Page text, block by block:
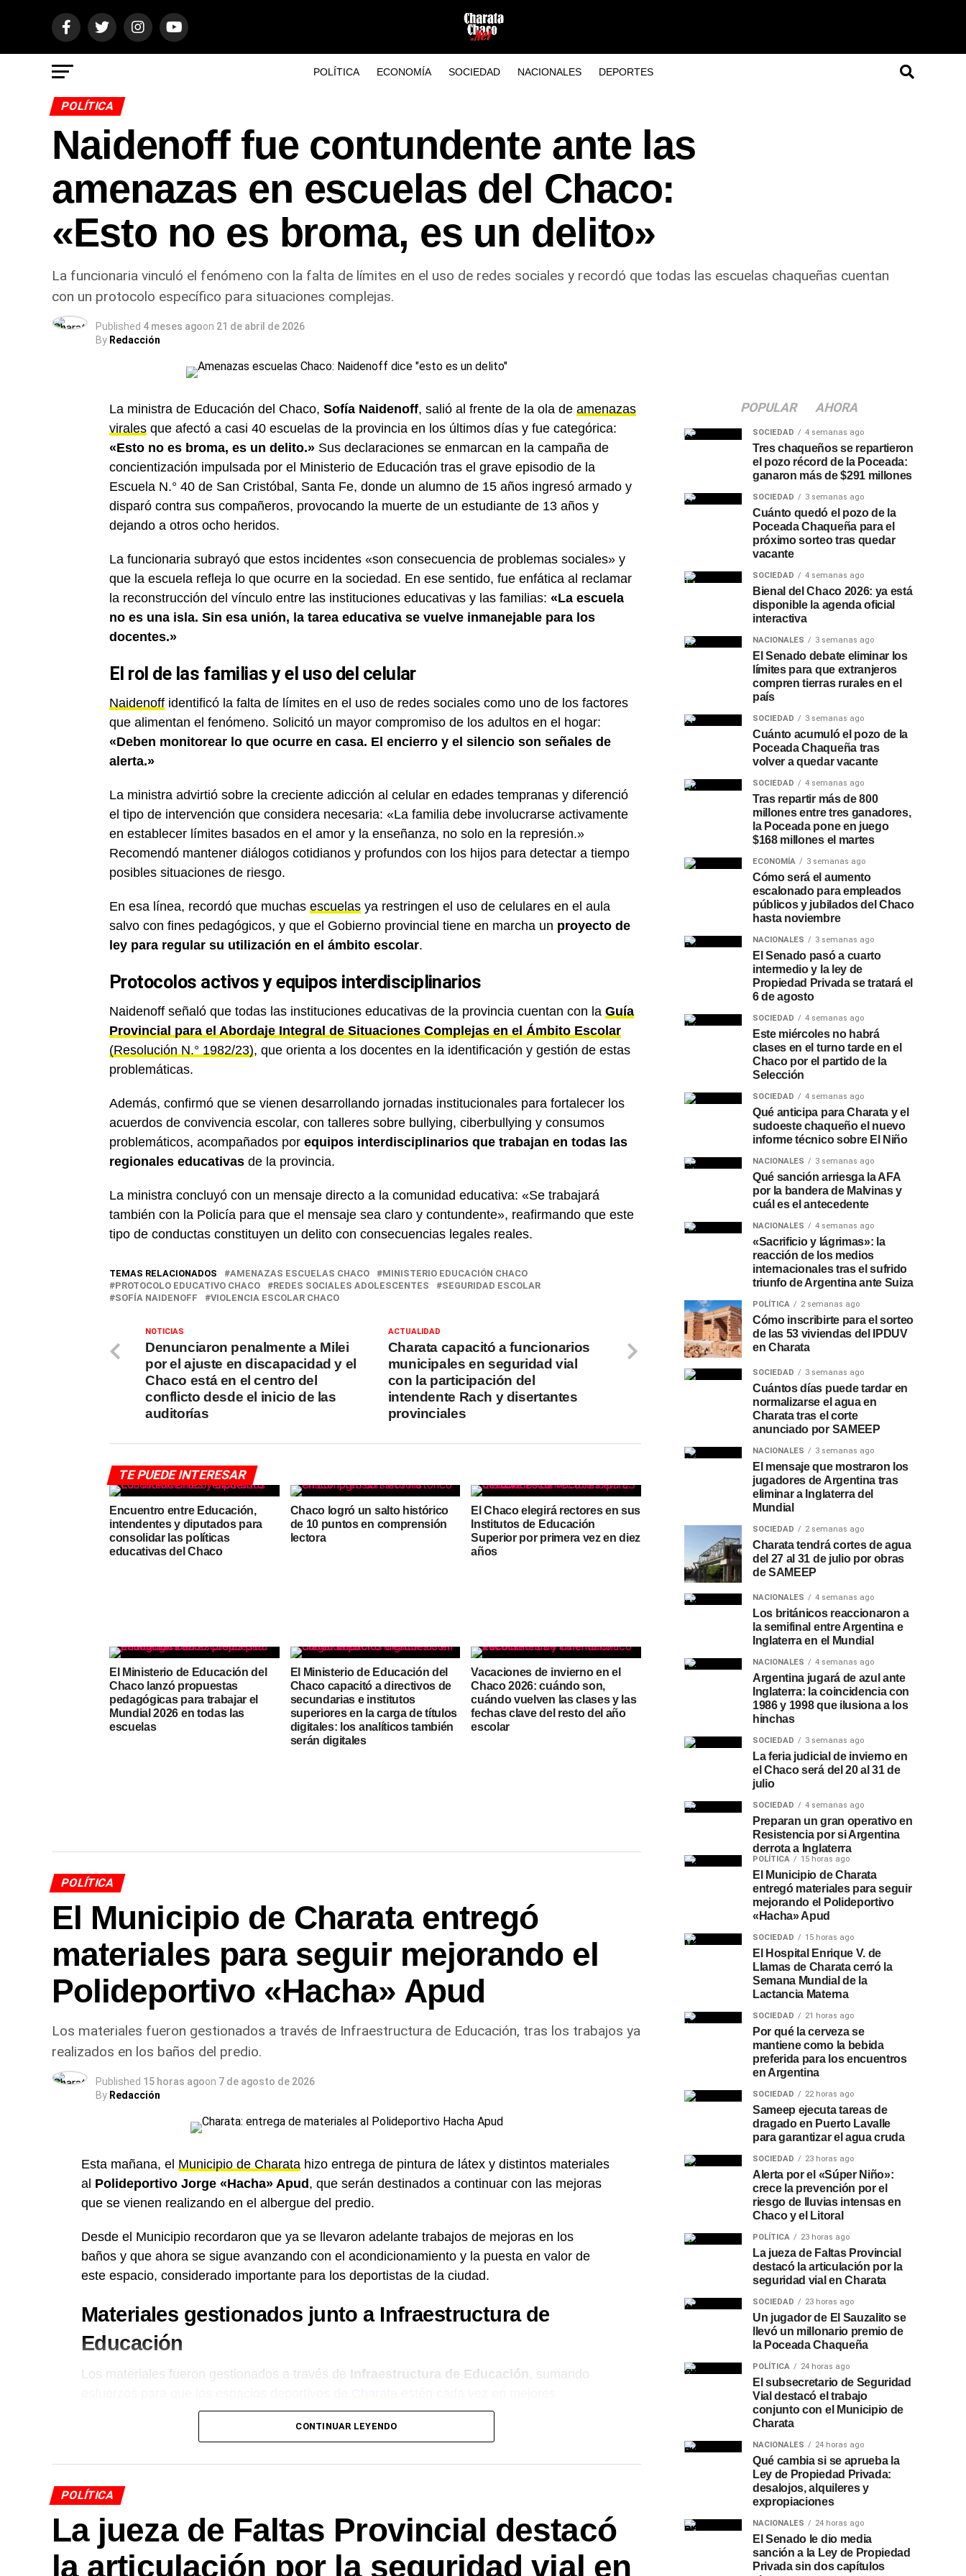
POLÍTICA ECONOMÍA SOCIEDAD NACIONALES DEPORTES
POLÍTICA
Naidenoff fue contundente ante las
amenazas en escuelas del Chaco:
«Esto no es broma, es un delito»
La funcionaria vinculó el fenómeno con la falta de límites en el uso de redes sociales y recordó que todas las escuelas chaqueñas cuentan
con un protocolo específico para situaciones complejas.
Published 4 meses agoon 21 de abril de 2026
By Redacción
La ministra de Educación del Chaco, Sofía Naidenoff, salió al frente de la ola de amenazas
virales que afectó a casi 40 escuelas de la provincia en los últimos días y fue categórica:
«Esto no es broma, es un delito.» Sus declaraciones se enmarcan en la campaña de
concientización impulsada por el Ministerio de Educación tras el grave episodio de la
Escuela N.° 40 de San Cristóbal, Santa Fe, donde un alumno de 15 años ingresó armado y
disparó contra sus compañeros, provocando la muerte de un estudiante de 13 años y
dejando a otros ocho heridos.
La funcionaria subrayó que estos incidentes «son consecuencia de problemas sociales» y
que la escuela refleja lo que ocurre en la sociedad. En ese sentido, fue enfática al reclamar
la reconstrucción del vínculo entre las instituciones educativas y las familias: «La escuela
no es una isla. Sin esa unión, la tarea educativa se vuelve inmanejable para los
docentes.»
El rol de las familias y el uso del celular
Naidenoff identificó la falta de límites en el uso de redes sociales como uno de los factores
que alimentan el fenómeno. Solicitó un mayor compromiso de los adultos en el hogar:
«Deben monitorear lo que ocurre en casa. El encierro y el silencio son señales de
alerta.»
La ministra advirtió sobre la creciente adicción al celular en edades tempranas y diferenció
el tipo de intervención que considera necesaria: «La familia debe involucrarse activamente
en establecer límites basados en el amor y la enseñanza, no solo en la represión.»
Recomendó mantener diálogos cotidianos y profundos con los hijos para detectar a tiempo
posibles situaciones de riesgo.
En esa línea, recordó que muchas escuelas ya restringen el uso de celulares en el aula
salvo con fines pedagógicos, y que el Gobierno provincial tiene en marcha un proyecto de
ley para regular su utilización en el ámbito escolar.
Protocolos activos y equipos interdisciplinarios
Naidenoff señaló que todas las instituciones educativas de la provincia cuentan con la Guía
Provincial para el Abordaje Integral de Situaciones Complejas en el Ámbito Escolar
(Resolución N.° 1982/23), que orienta a los docentes en la identificación y gestión de estas
problemáticas.
Además, confirmó que se vienen desarrollando jornadas institucionales para fortalecer los
acuerdos de convivencia escolar, con talleres sobre bullying, ciberbullying y consumos
problemáticos, acompañados por equipos interdisciplinarios que trabajan en todas las
regionales educativas de la provincia.
La ministra concluyó con un mensaje directo a la comunidad educativa: «Se trabajará
también con la Policía para que el mensaje sea claro y contundente», reafirmando que este
tipo de conductas constituyen un delito con consecuencias legales reales.
TEMAS RELACIONADOS AMENAZAS ESCUELAS CHACO
MINISTERIO EDUCACIÓN CHACO
PROTOCOLO EDUCATIVO CHACO
REDES SOCIALES ADOLESCENTES
SEGURIDAD ESCOLAR
SOFÍA NAIDENOFF
VIOLENCIA ESCOLAR CHACO
ACTUALIDAD
Charata capacitó a funcionarios
municipales en seguridad vial
con la participación del
intendente Rach y disertantes
provinciales
NOTICIAS
Denunciaron penalmente a Milei
por el ajuste en discapacidad y el
Chaco está en el centro del
conflicto desde el inicio de las
auditorías
TE PUEDE INTERESAR
Encuentro entre Educación,
intendentes y diputados para
consolidar las políticas
educativas del Chaco
Chaco logró un salto histórico
de 10 puntos en comprensión
lectora
El Chaco elegirá rectores en sus
Institutos de Educación
Superior por primera vez en diez
años
El Ministerio de Educación del
Chaco lanzó propuestas
pedagógicas para trabajar el
Mundial 2026 en todas las
escuelas
El Ministerio de Educación del
Chaco capacitó a directivos de
secundarias e institutos
superiores en la carga de títulos
digitales: los analíticos también
serán digitales
Vacaciones de invierno en el
Chaco 2026: cuándo son,
cuándo vuelven las clases y las
fechas clave del resto del año
escolar
POLÍTICA
El Municipio de Charata entregó
materiales para seguir mejorando el
Polideportivo «Hacha» Apud
Los materiales fueron gestionados a través de Infraestructura de Educación, tras los trabajos ya
realizados en los baños del predio.
Published 15 horas agoon 7 de agosto de 2026
By Redacción
Esta mañana, el Municipio de Charata hizo entrega de pintura de látex y distintos materiales
al Polideportivo Jorge «Hacha» Apud , que serán destinados a continuar con las mejoras
que se vienen realizando en el albergue del predio.
Desde el Municipio recordaron que ya se llevaron adelante trabajos de mejoras en los
baños y que ahora se sigue avanzando con el acondicionamiento y la puesta en valor de
este espacio, considerado importante para los deportistas de la ciudad.
Materiales gestionados junto a Infraestructura de
Educación
Los materiales fueron gestionados a través de Infraestructura de Educación , sumando
condiciones. Desde la comuna remarcaron que continuarán trabajando para mejorar los
lugares donde los vecinos y deportistas se encuentran, entrenan y crecen.
Másnoticias de CharataenCharataChaco.Net.
CONTINUAR LEYENDO
POLÍTICA
La jueza de Faltas Provincial destacó
la articulación por la seguridad vial en
POPULAR AHORA
SOCIEDAD 4 semanas ago
Tres chaqueños se repartieron
el pozo récord de la Poceada:
ganaron más de $291 millones
SOCIEDAD 3 semanas ago
Cuánto quedó el pozo de la
Poceada Chaqueña para el
próximo sorteo tras quedar
vacante
SOCIEDAD 4 semanas ago
Bienal del Chaco 2026: ya está
disponible la agenda oficial
interactiva
NACIONALES 3 semanas ago
El Senado debate eliminar los
límites para que extranjeros
compren tierras rurales en el
país
SOCIEDAD 3 semanas ago
Cuánto acumuló el pozo de la
Poceada Chaqueña tras
volver a quedar vacante
SOCIEDAD 4 semanas ago
Tras repartir más de 800
millones entre tres ganadores,
la Poceada pone en juego
$168 millones el martes
ECONOMÍA 3 semanas ago
Cómo será el aumento
escalonado para empleados
públicos y jubilados del Chaco
hasta noviembre
NACIONALES 3 semanas ago
El Senado pasó a cuarto
intermedio y la ley de
Propiedad Privada se tratará el
6 de agosto
SOCIEDAD 4 semanas ago
Este miércoles no habrá
clases en el turno tarde en el
Chaco por el partido de la
Selección
SOCIEDAD 4 semanas ago
Qué anticipa para Charata y el
sudoeste chaqueño el nuevo
informe técnico sobre El Niño
NACIONALES 3 semanas ago
Qué sanción arriesga la AFA
por la bandera de Malvinas y
cuál es el antecedente
NACIONALES 4 semanas ago
«Sacrificio y lágrimas»: la
reacción de los medios
internacionales tras el sufrido
triunfo de Argentina ante Suiza
POLÍTICA 2 semanas ago
Cómo inscribirte para el sorteo
de las 53 viviendas del IPDUV
en Charata
SOCIEDAD 3 semanas ago
Cuántos días puede tardar en
normalizarse el agua en
Charata tras el corte
anunciado por SAMEEP
NACIONALES 3 semanas ago
El mensaje que mostraron los
jugadores de Argentina tras
eliminar a Inglaterra del
Mundial
SOCIEDAD 2 semanas ago
Charata tendrá cortes de agua
del 27 al 31 de julio por obras
de SAMEEP
NACIONALES 4 semanas ago
Los británicos reaccionaron a
la semifinal entre Argentina e
Inglaterra en el Mundial
NACIONALES 4 semanas ago
Argentina jugará de azul ante
Inglaterra: la coincidencia con
1986 y 1998 que ilusiona a los
hinchas
SOCIEDAD 3 semanas ago
La feria judicial de invierno en
el Chaco será del 20 al 31 de
julio
SOCIEDAD 4 semanas ago
Preparan un gran operativo en
Resistencia por si Argentina
derrota a Inglaterra
POLÍTICA 15 horas ago
El Municipio de Charata
entregó materiales para seguir
mejorando el Polideportivo
«Hacha» Apud
SOCIEDAD 15 horas ago
El Hospital Enrique V. de
Llamas de Charata cerró la
Semana Mundial de la
Lactancia Materna
SOCIEDAD 21 horas ago
Por qué la cerveza se
mantiene como la bebida
preferida para los encuentros
en Argentina
SOCIEDAD 22 horas ago
Sameep ejecuta tareas de
dragado en Puerto Lavalle
para garantizar el agua cruda
SOCIEDAD 23 horas ago
Alerta por el «Súper Niño»:
crece la prevención por el
riesgo de lluvias intensas en
Chaco y el Litoral
POLÍTICA 23 horas ago
La jueza de Faltas Provincial
destacó la articulación por la
seguridad vial en Charata
SOCIEDAD 23 horas ago
Un jugador de El Sauzalito se
llevó un millonario premio de
la Poceada Chaqueña
POLÍTICA 24 horas ago
El subsecretario de Seguridad
Vial destacó el trabajo
conjunto con el Municipio de
Charata
NACIONALES 24 horas ago
Qué cambia si se aprueba la
Ley de Propiedad Privada:
desalojos, alquileres y
expropiaciones
NACIONALES 24 horas ago
El Senado le dio media
sanción a la Ley de Propiedad
Privada sin dos capítulos